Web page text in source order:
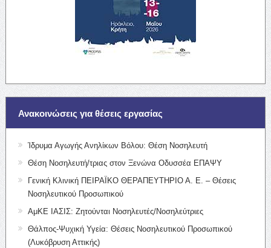
Ανακοινώσεις για θέσεις εργασίας
Ίδρυμα Αγωγής Ανηλίκων Βόλου: Θέση Νοσηλευτή
Θέση Νοσηλευτή/τριας στον Ξενώνα Οδυσσέα ΕΠΑΨΥ
Γενική Κλινική ΠΕΙΡΑΪΚΟ ΘΕΡΑΠΕΥΤΗΡΙΟ Α. Ε. – Θέσεις
Νοσηλευτικού Προσωπικού
ΑμΚΕ ΙΑΣΙΣ: Ζητούνται Νοσηλευτές/Νοσηλεύτριες
Θάλπος-Ψυχική Υγεία: Θέσεις Νοσηλευτικού Προσωπικού
(Λυκόβρυση Αττικής)